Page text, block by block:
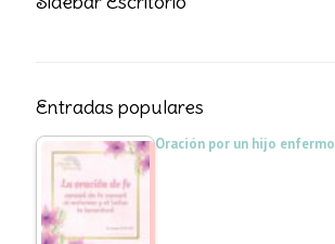
Entradas populares
Oración por un hijo enfermo